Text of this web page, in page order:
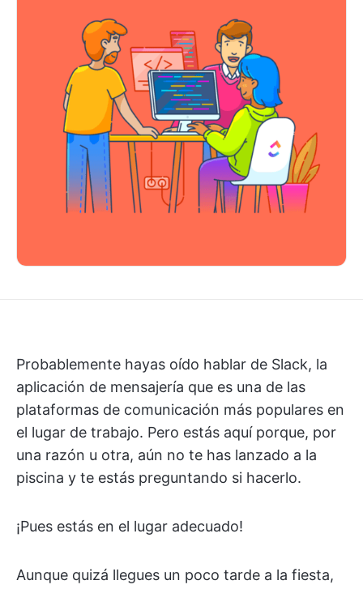
Probablemente hayas oído hablar de Slack, la
aplicación de mensajería que es una de las
plataformas de comunicación más populares en
el lugar de trabajo. Pero estás aquí porque, por
una razón u otra, aún no te has lanzado a la
piscina y te estás preguntando si hacerlo.
¡Pues estás en el lugar adecuado!
Aunque quizá llegues un poco tarde a la fiesta,